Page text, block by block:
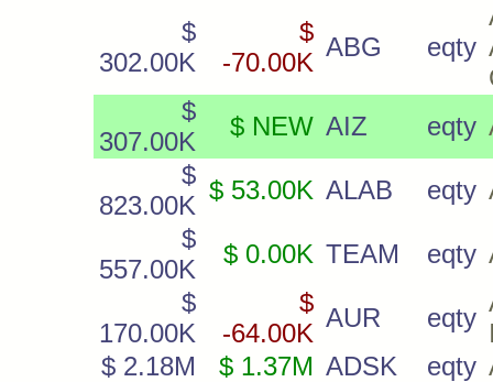
$
302.00K
$
-70.00K
ABG eqty
$
307.00K
$ NEW AIZ eqty
$
823.00K
$ 53.00K ALAB eqty
$
557.00K
$ 0.00K TEAM eqty
$
170.00K
$
-64.00K
AUR eqty
$ 2.18M
$ 1.37M ADSK eqty